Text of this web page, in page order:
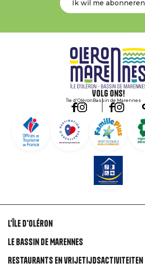
Ik wil me abonneren
Volg ons!
Île d'OléronBassin de Marennes
Liens
rubriques
L'île d'Oléron
Le Bassin de Marennes
Restaurants en vrijetijdsactiviteiten